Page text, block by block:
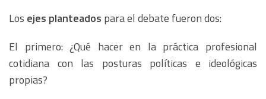
Los ejes planteados para el debate fueron dos:
El primero: ¿Qué hacer en la práctica profesional
cotidiana con las posturas políticas e ideológicas
propias?